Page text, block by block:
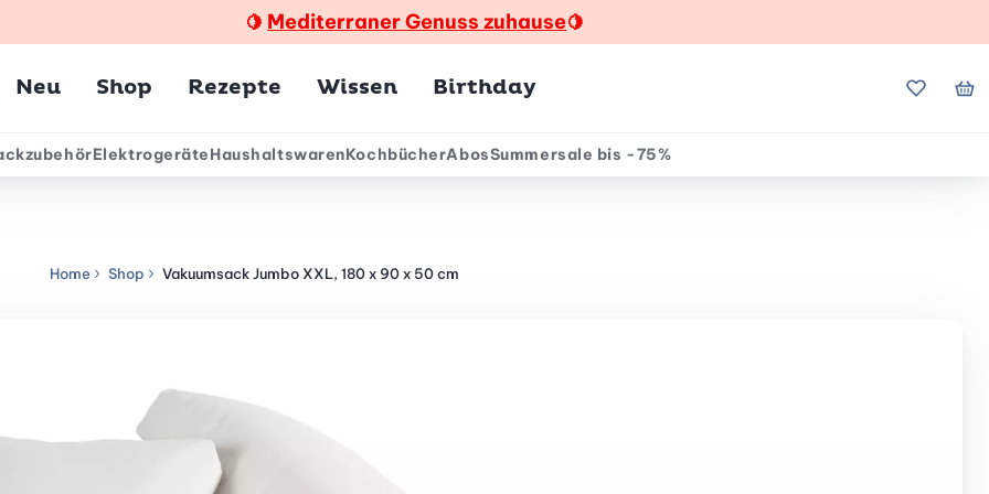
🍋 Mediterraner Genuss zuhause🍋
Neu Shop Rezepte Wissen Birthday Meine
ElektrogeräteHaushaltswarenKochbücherAbosSummersale bis -75%
Home Shop Vakuumsack Jumbo XXL, 180 x 90 x 50 cm